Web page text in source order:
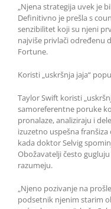
„Njena strategija uvek je
Definitivno je prešla s
senzibilitet koji su njeni
najviše privlači određenu
Fortune.
Koristi „uskršnja jaja“
Taylor Swift koristi
samoreferentne poruke
pronalaze, analiziraju i
izuzetno uspešna
kada doktor Selvig
Obožavatelji često
razumeju.
„Njeno pozivanje na
podsetnik njenim starim